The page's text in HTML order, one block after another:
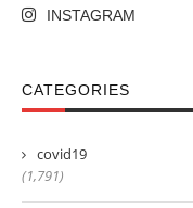
INSTAGRAM
CATEGORIES
covid19
(1,791)